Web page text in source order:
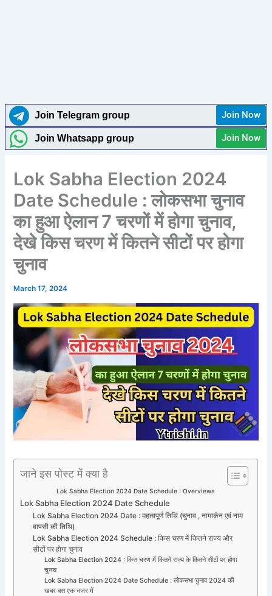
Join Telegram group Join Now
Join Whatsapp group Join Now
Lok Sabha Election 2024
Date Schedule : लोकसभा चुनाव
का हुआ ऐलान 7 चरणों में होगा चुनाव,
देखे किस चरण में कितने सीटों पर होगा
चुनाव
March 17, 2024
जाने इस पोस्ट में क्या है
Lok Sabha Election 2024 Date Schedule : Overviews
Lok Sabha Election 2024 Date Schedule
Lok Sabha Election 2024 Date : महत्वपूर्ण तिथि (चुनाव , नामाकंन एवं नाम
वापसी की तिथि)
Lok Sabha Election 2024 Schedule : किस चरण में कितने राज्य और
सीटों पर होगा चुनाव
Lok Sabha Election 2024 : किस चरण में कितने राज्य के कितने सीटों पर होगा
चुनाव
Lok Sabha Election 2024 Date Schedule : लोकसभा चुनाव 2024 की
खबर बस एक नजर में